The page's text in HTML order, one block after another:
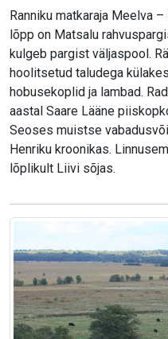
Ranniku matkaraja Meelva
lõpp on Matsalu
kulgeb pargist väljaspool.
hoolitsetud taludega
hobusekoplid ja lambad.
aastal Saare Lääne
Seoses muistse
Henriku kroonikas.
lõplikult Liivi sõjas.